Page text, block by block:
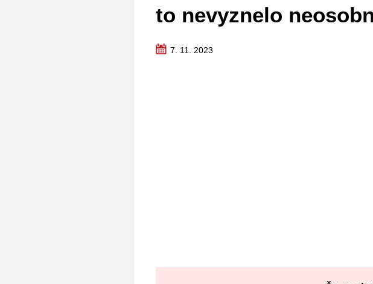
to nevyznelo
7. 11. 2023